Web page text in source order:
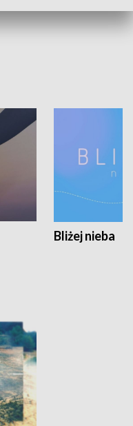
Bliżej nieba